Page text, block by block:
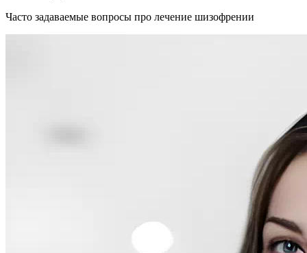
Часто задаваемые вопросы про лечение шизофрении